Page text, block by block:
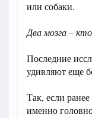
или собаки.
Два мозга –
Последние
удивляют еще
Так, если
именно